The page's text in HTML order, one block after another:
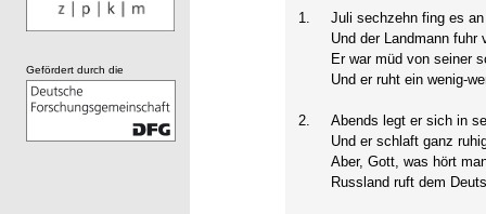
1.
Juli sechzehn fing es
Und der Landmann fuhr
Er war müd von seiner
Und er ruht ein wenig-
2.
Abends legt er sich in
Und er schlaft ganz
Aber, Gott, was hört
Russland ruft dem
Gefördert durch die